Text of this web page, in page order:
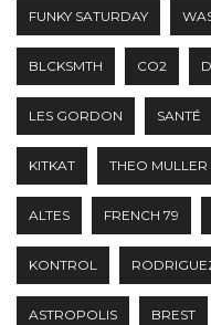
FUNKY SATURDAY
BLCKSMTH CO2
LES GORDON SANTÉ
KITKAT THEO MULLER
ALTES FRENCH 79
KONTROL
ASTROPOLIS BREST